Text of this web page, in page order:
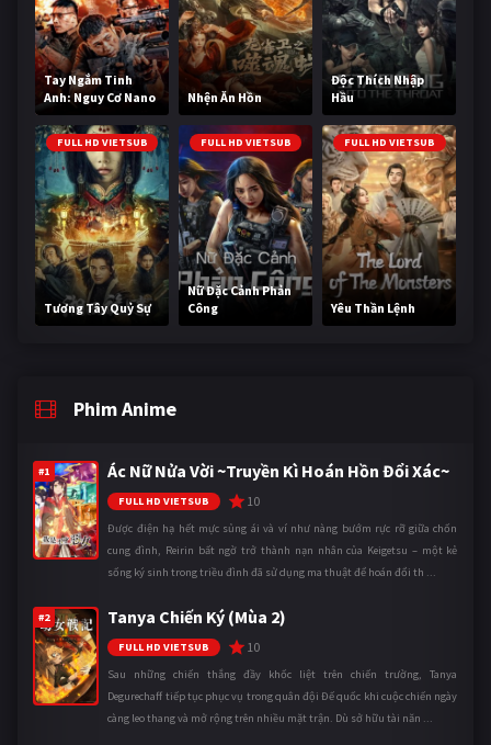
Tay Ngắm Tinh
Anh: Nguy Cơ Nano
Nhện Ăn Hồn
Độc Thích Nhập
Hầu
FULL HD VIETSUB
Tương Tây Quỷ Sự
FULL HD VIETSUB
Nữ Đặc Cảnh Phản
Công
FULL HD VIETSUB
Yêu Thần Lệnh
Phim Anime
#1 Ác Nữ Nửa Vời ~Truyền Kì Hoán Hồn Đổi Xác~
FULL HD VIETSUB 10
Được điện hạ hết mực sủng ái và ví như nàng bướm rực rỡ giữa chốn
cung đình, Reirin bất ngờ trở thành nạn nhân của Keigetsu – một kẻ
sống ký sinh trong triều đình đã sử dụng ma thuật để hoán đổi th ...
#2 Tanya Chiến Ký (Mùa 2)
FULL HD VIETSUB 10
Sau những chiến thắng đầy khốc liệt trên chiến trường, Tanya
Degurechaff tiếp tục phục vụ trong quân đội Đế quốc khi cuộc chiến ngày
càng leo thang và mở rộng trên nhiều mặt trận. Dù sở hữu tài năn ...